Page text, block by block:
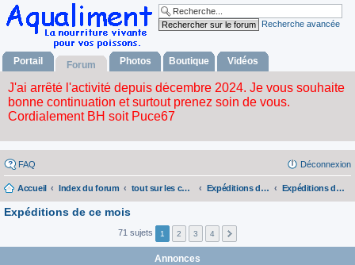
Recherche avancée
Portail Forum Photos Boutique Vidéos
FAQ Déconnexion
Accueil Index du forum tout sur les commandes Expéditions du mois Expéditions de ce mois
Expéditions de ce mois
71 sujets 1 2 3 4
Annonces